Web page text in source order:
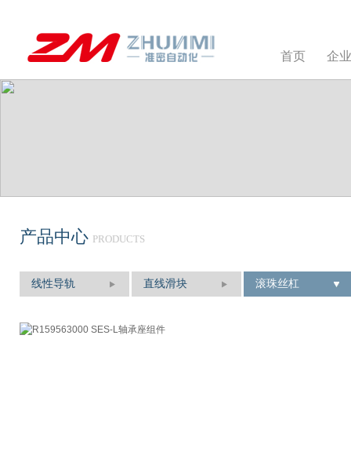
首页 企
产品中心 PRODUCTS
线性导轨 直线滑块 滚珠丝杠